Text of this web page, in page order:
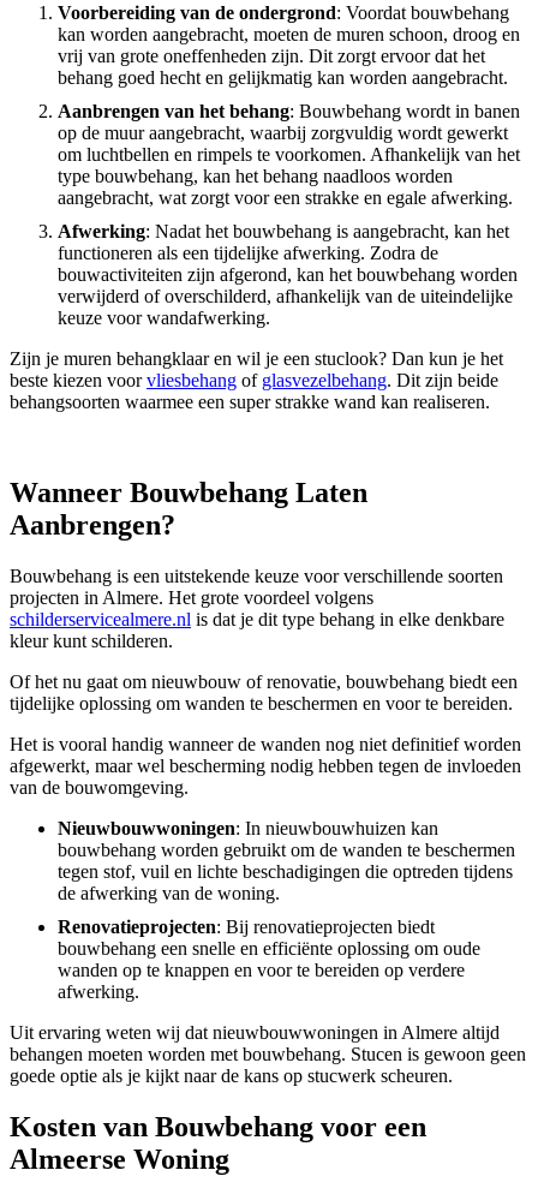
Voorbereiding van de ondergrond: Voordat bouwbehang
kan worden aangebracht, moeten de muren schoon, droog en
vrij van grote oneffenheden zijn. Dit zorgt ervoor dat het
behang goed hecht en gelijkmatig kan worden aangebracht.
Aanbrengen van het behang: Bouwbehang wordt in banen
op de muur aangebracht, waarbij zorgvuldig wordt gewerkt
om luchtbellen en rimpels te voorkomen. Afhankelijk van het
type bouwbehang, kan het behang naadloos worden
aangebracht, wat zorgt voor een strakke en egale afwerking.
Afwerking: Nadat het bouwbehang is aangebracht, kan het
functioneren als een tijdelijke afwerking. Zodra de
bouwactiviteiten zijn afgerond, kan het bouwbehang worden
verwijderd of overschilderd, afhankelijk van de uiteindelijke
keuze voor wandafwerking.
Zijn je muren behangklaar en wil je een stuclook? Dan kun je het
beste kiezen voorvliesbehang of glasvezelbehang. Dit zijn beide
behangsoorten waarmee een super strakke wand kan realiseren.
Wanneer Bouwbehang Laten
Aanbrengen?
Bouwbehang is een uitstekende keuze voor verschillende soorten
projecten in Almere. Het grote voordeel volgens
schilderservicealmere.nl is dat je dit type behang in elke denkbare
kleur kunt schilderen.
Of het nu gaat om nieuwbouw of renovatie, bouwbehang biedt een
tijdelijke oplossing om wanden te beschermen en voor te bereiden.
Het is vooral handig wanneer de wanden nog niet definitief worden
afgewerkt, maar wel bescherming nodig hebben tegen de invloeden
van de bouwomgeving.
Nieuwbouwwoningen: In nieuwbouwhuizen kan
bouwbehang worden gebruikt om de wanden te beschermen
tegen stof, vuil en lichte beschadigingen die optreden tijdens
de afwerking van de woning.
Renovatieprojecten: Bij renovatieprojecten biedt
bouwbehang een snelle en efficiënte oplossing om oude
wanden op te knappen en voor te bereiden op verdere
afwerking.
Uit ervaring weten wij dat nieuwbouwwoningen in Almere altijd
behangen moeten worden met bouwbehang. Stucen is gewoon geen
goede optie als je kijkt naar de kans op stucwerk scheuren.
Kosten van Bouwbehang voor een
Almeerse Woning